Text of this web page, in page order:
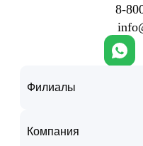
Филиалы
Компания